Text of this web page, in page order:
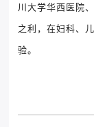
川大学华西医院
之利，在妇科、
验。